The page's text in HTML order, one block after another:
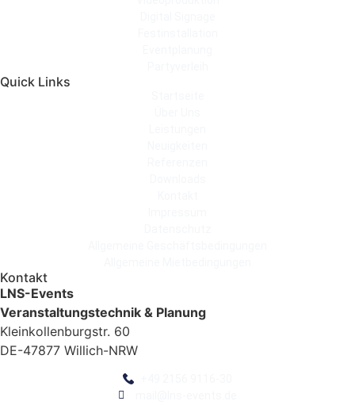
Quick Links
Kontakt
LNS-Events
Veranstaltungstechnik & Planung
Kleinkollenburgstr. 60
DE-47877 Willich-NRW